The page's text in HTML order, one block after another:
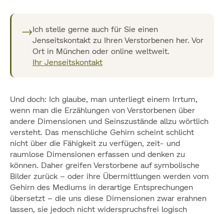
→Ich stelle gerne auch für Sie einen
Jenseitskontakt zu Ihren Verstorbenen her. Vor
Ort in München oder online weltweit.
Ihr Jenseitskontakt
Und doch: Ich glaube, man unterliegt einem Irrtum,
wenn man die Erzählungen von Verstorbenen über
andere Dimensionen und Seinszustände allzu wörtlich
versteht. Das menschliche Gehirn scheint schlicht
nicht über die Fähigkeit zu verfügen, zeit- und
raumlose Dimensionen erfassen und denken zu
können. Daher greifen Verstorbene auf symbolische
Bilder zurück – oder ihre Übermittlungen werden vom
Gehirn des Mediums in derartige Entsprechungen
übersetzt – die uns diese Dimensionen zwar erahnen
lassen, sie jedoch nicht widerspruchsfrei logisch